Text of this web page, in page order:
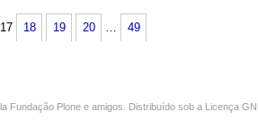
17 18 19 20 49
Fundação Plone e amigos. Distribuído sob a Licença